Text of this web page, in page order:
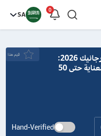
0
SA
كود خصم جي بي اورجانيك 2026:
أحدث كوبونات JB للعناية حتى 50
قيَم هذا
Hand-Verified